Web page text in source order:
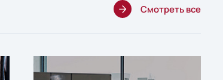
Смотреть все